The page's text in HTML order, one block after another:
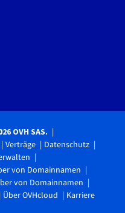
OVH SAS.
Verträge
Datenschutz
von Domainnamen
von Domainnamen
Über OVHcloud Karriere